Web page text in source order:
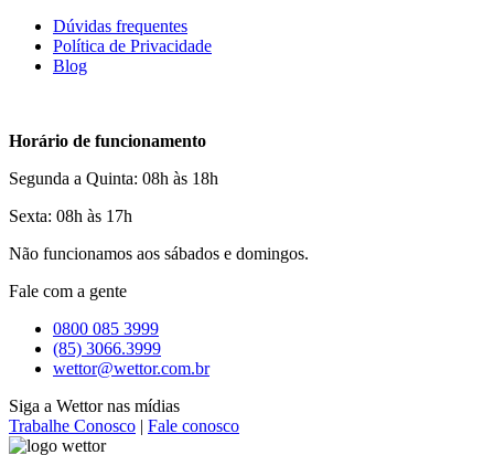
Dúvidas frequentes
Política de Privacidade
Blog
Horário de funcionamento
Segunda a Quinta: 08h às 18h
Sexta: 08h às 17h
Não funcionamos aos sábados e domingos.
Fale com a gente
0800 085 3999
(85) 3066.3999
wettor@wettor.com.br
Siga a Wettor nas mídias
Trabalhe Conosco | Fale conosco